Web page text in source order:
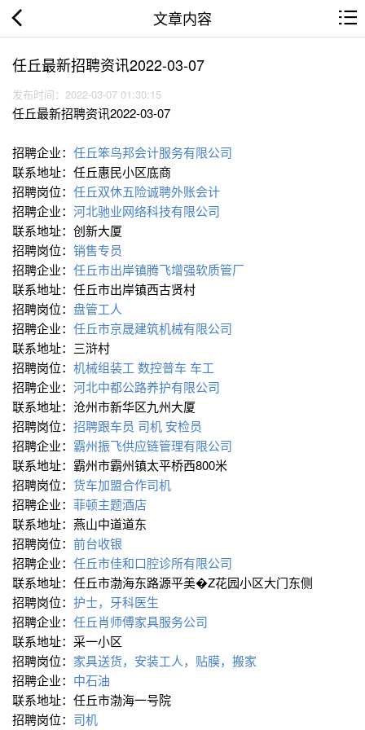
文章内容
任丘最新招聘资讯2022-03-07
发布时间：2022-03-07 01:30:15
任丘最新招聘资讯2022-03-07
招聘企业： 任丘笨鸟邦会计服务有限公司
联系地址：任丘惠民小区底商
招聘岗位： 任丘双休五险诚聘外账会计
招聘企业： 河北驰业网络科技有限公司
联系地址：创新大厦
招聘岗位： 销售专员
招聘企业： 任丘市出岸镇腾飞增强软质管厂
联系地址：任丘市出岸镇西古贤村
招聘岗位： 盘管工人
招聘企业： 任丘市京晟建筑机械有限公司
联系地址：三浒村
招聘岗位： 机械组装工 数控普车 车工
招聘企业： 河北中都公路养护有限公司
联系地址：沧州市新华区九州大厦
招聘岗位： 招聘跟车员 司机 安检员
招聘企业： 霸州振飞供应链管理有限公司
联系地址：霸州市霸州镇太平桥西800米
招聘岗位： 货车加盟合作司机
招聘企业： 菲顿主题酒店
联系地址：燕山中道道东
招聘岗位： 前台收银
招聘企业： 任丘市佳和口腔诊所有限公司
联系地址：任丘市渤海东路源平美�Z花园小区大门东侧
招聘岗位： 护士，牙科医生
招聘企业： 任丘肖师傅家具服务公司
联系地址：采一小区
招聘岗位： 家具送货，安装工人，贴膜，搬家
招聘企业： 中石油
联系地址：任丘市渤海一号院
招聘岗位： 司机